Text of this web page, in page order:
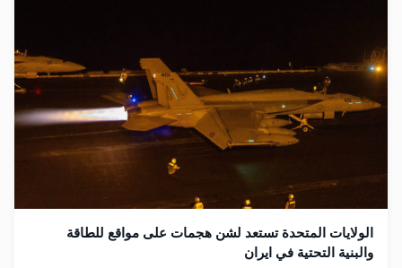
الولايات المتحدة تستعد لشن هجمات على مواقع للطاقة
والبنية التحتية في ايران